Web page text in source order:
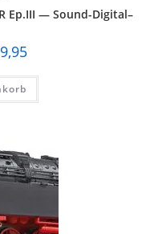
Ep.III — Sound-Digital–